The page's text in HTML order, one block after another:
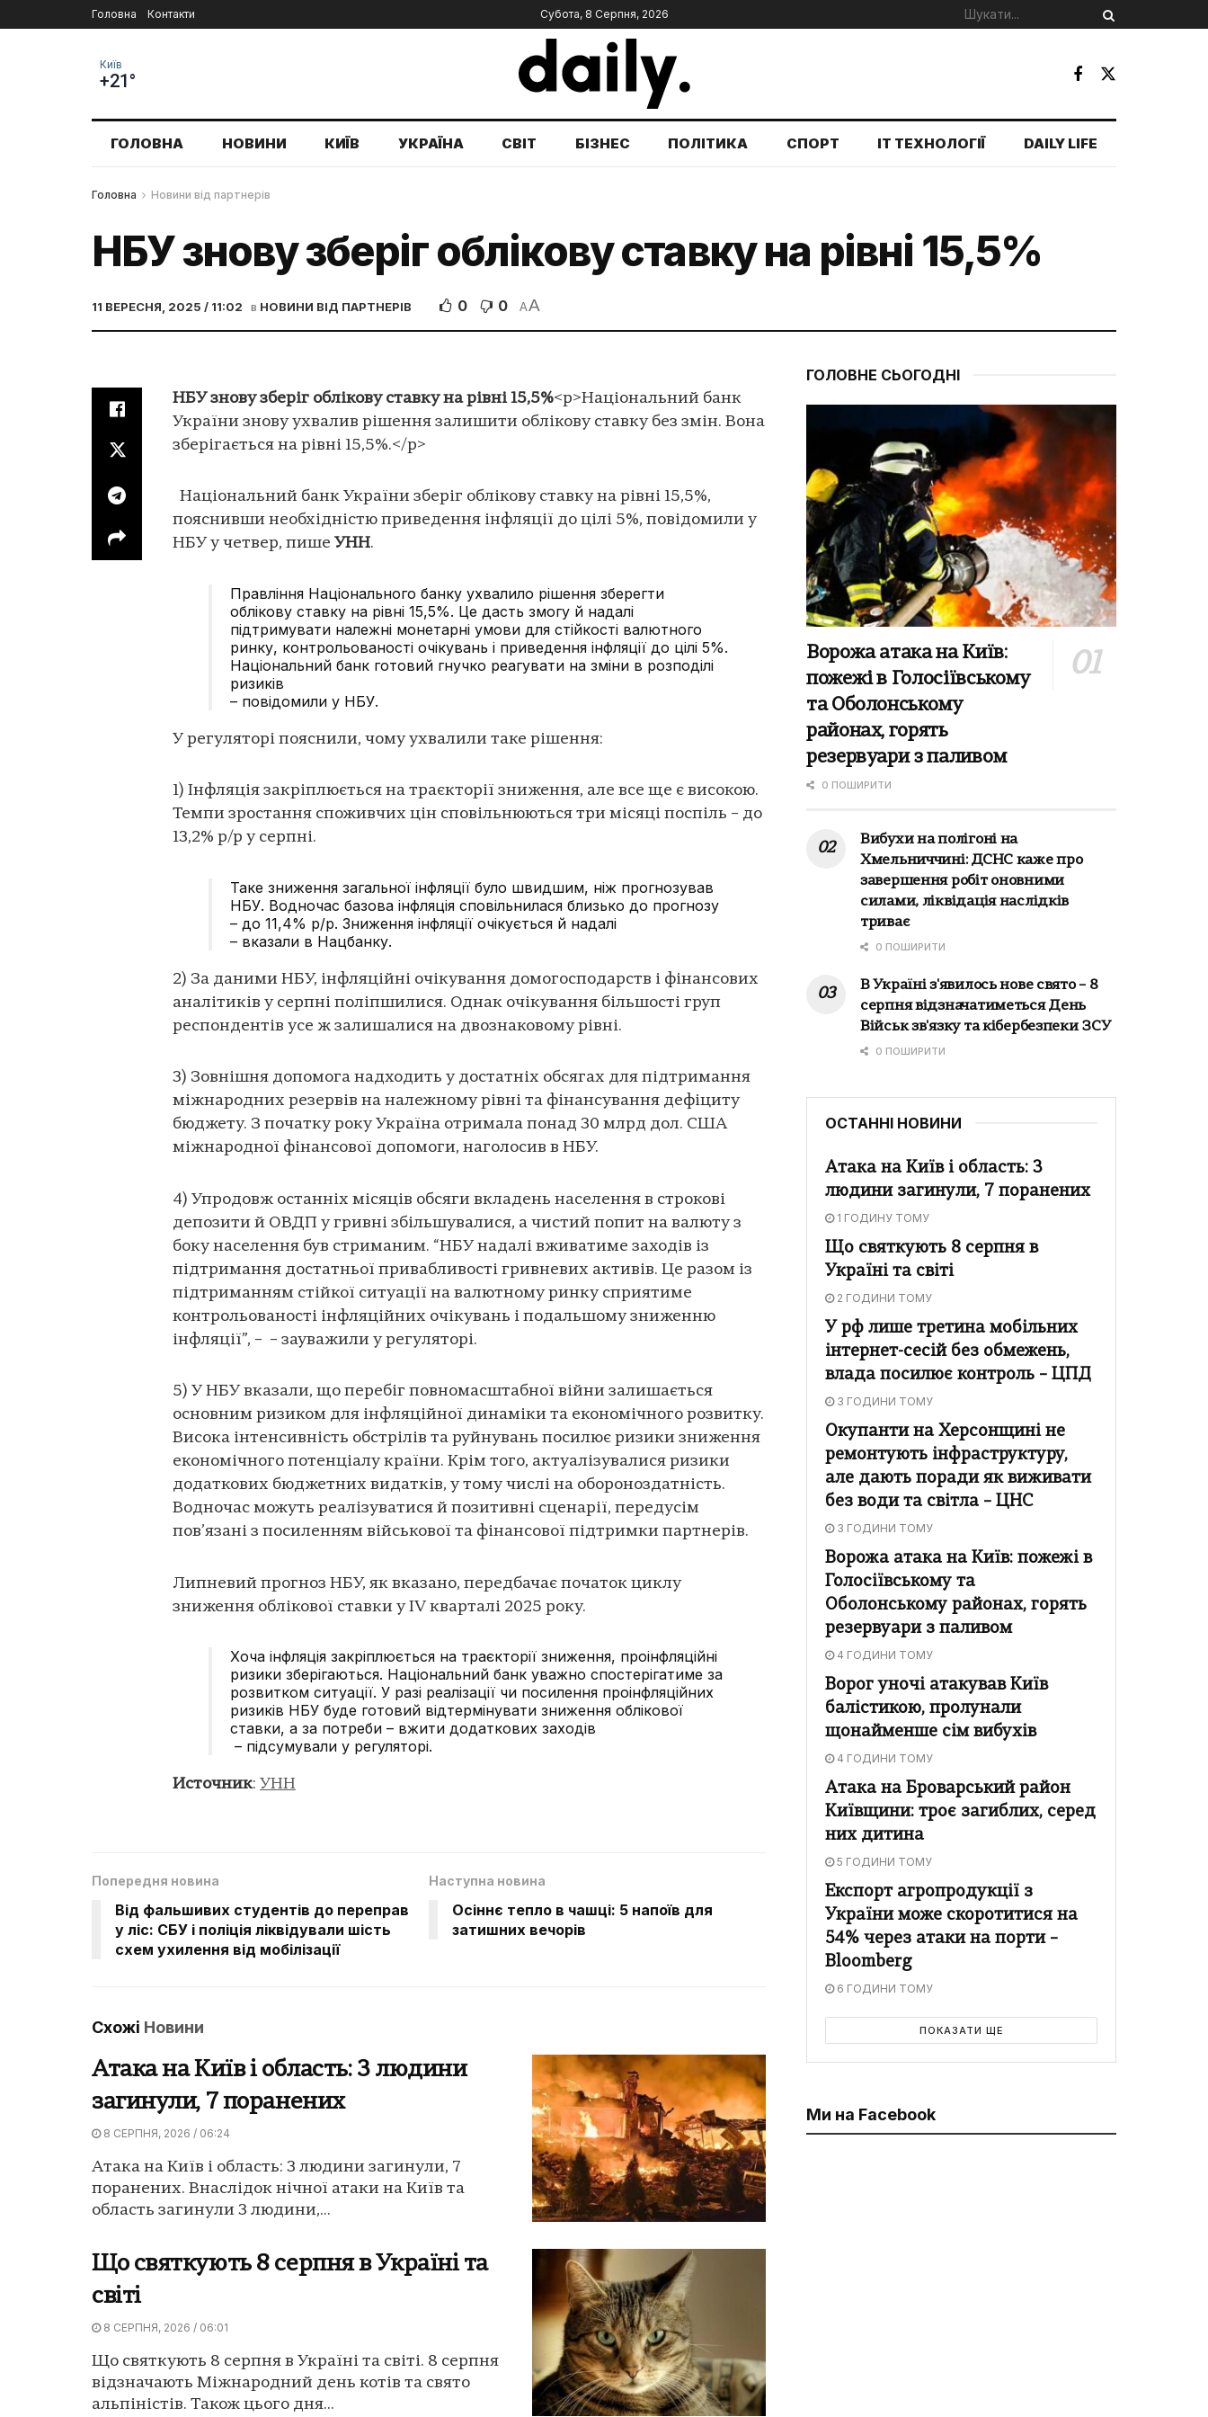
Головна Контакти Субота, 8 Серпня, 2026
Київ
+21°
ГОЛОВНА НОВИНИ КИЇВ УКРАЇНА СВІТ БІЗНЕС ПОЛІТИКА СПОРТ IT ТЕХНОЛОГІЇ DAILY LIFE
Головна Новини від партнерів
НБУ знову зберіг облікову ставку на рівні 15,5%
11 ВЕРЕСНЯ, 2025 / 11:02 в НОВИНИ ВІД ПАРТНЕРІВ 0 0 AA
НБУ знову зберіг облікову ставку на рівні 15,5%<p>Національний банк
України знову ухвалив рішення залишити облікову ставку без змін. Вона
зберігається на рівні 15,5%.</p>
Національний банк України зберіг облікову ставку на рівні 15,5%,
пояснивши необхідністю приведення інфляції до цілі 5%, повідомили у
НБУ у четвер, пише УНН.
Правління Національного банку ухвалило рішення зберегти
облікову ставку на рівні 15,5%. Це дасть змогу й надалі
підтримувати належні монетарні умови для стійкості валютного
ринку, контрольованості очікувань і приведення інфляції до цілі 5%.
Національний банк готовий гнучко реагувати на зміни в розподілі
ризиків
– повідомили у НБУ.
У регуляторі пояснили, чому ухвалили таке рішення:
1) Інфляція закріплюється на траєкторії зниження, але все ще є високою.
Темпи зростання споживчих цін сповільнюються три місяці поспіль – до
13,2% р/р у серпні.
Таке зниження загальної інфляції було швидшим, ніж прогнозував
НБУ. Водночас базова інфляція сповільнилася близько до прогнозу
– до 11,4% р/р. Зниження інфляції очікується й надалі
– вказали в Нацбанку.
2) За даними НБУ, інфляційні очікування домогосподарств і фінансових
аналітиків у серпні поліпшилися. Однак очікування більшості груп
респондентів усе ж залишалися на двознаковому рівні.
3) Зовнішня допомога надходить у достатніх обсягах для підтримання
міжнародних резервів на належному рівні та фінансування дефіциту
бюджету. З початку року Україна отримала понад 30 млрд дол. США
міжнародної фінансової допомоги, наголосив в НБУ.
4) Упродовж останніх місяців обсяги вкладень населення в строкові
депозити й ОВДП у гривні збільшувалися, а чистий попит на валюту з
боку населення був стриманим. “НБУ надалі вживатиме заходів із
підтримання достатньої привабливості гривневих активів. Це разом із
підтриманням стійкої ситуації на валютному ринку сприятиме
контрольованості інфляційних очікувань і подальшому зниженню
інфляції”, – – зауважили у регуляторі.
5) У НБУ вказали, що перебіг повномасштабної війни залишається
основним ризиком для інфляційної динаміки та економічного розвитку.
Висока інтенсивність обстрілів та руйнувань посилює ризики зниження
економічного потенціалу країни. Крім того, актуалізувалися ризики
додаткових бюджетних видатків, у тому числі на обороноздатність.
Водночас можуть реалізуватися й позитивні сценарії, передусім
пов’язані з посиленням військової та фінансової підтримки партнерів.
Липневий прогноз НБУ, як вказано, передбачає початок циклу
зниження облікової ставки у IV кварталі 2025 року.
Хоча інфляція закріплюється на траєкторії зниження, проінфляційні
ризики зберігаються. Національний банк уважно спостерігатиме за
розвитком ситуації. У разі реалізації чи посилення проінфляційних
ризиків НБУ буде готовий відтермінувати зниження облікової
ставки, а за потреби – вжити додаткових заходів
– підсумували у регуляторі.
Источник: УНН
Попередня новина
Від фальшивих студентів до переправ
у ліс: СБУ і поліція ліквідували шість
схем ухилення від мобілізації
Наступна новина
Осіннє тепло в чашці: 5 напоїв для
затишних вечорів
Схожі Новини
Атака на Київ і область: 3 людини
загинули, 7 поранених
8 СЕРПНЯ, 2026 / 06:24
Атака на Київ і область: 3 людини загинули, 7
поранених. Внаслідок нічної атаки на Київ та
область загинули 3 людини,...
Що святкують 8 серпня в Україні та
світі
8 СЕРПНЯ, 2026 / 06:01
Що святкують 8 серпня в Україні та світі. 8 серпня
відзначають Міжнародний день котів та свято
альпіністів. Також цього дня...
ГОЛОВНЕ СЬОГОДНІ
Ворожа атака на Київ:
пожежі в Голосіївському
та Оболонському
районах, горять
резервуари з паливом
0 ПОШИРИТИ
Вибухи на полігоні на
Хмельниччині: ДСНС каже про
завершення робіт оновними
силами, ліквідація наслідків
триває
0 ПОШИРИТИ
В Україні з'явилось нове свято – 8
серпня відзначатиметься День
Військ зв'язку та кібербезпеки ЗСУ
0 ПОШИРИТИ
ОСТАННІ НОВИНИ
Атака на Київ і область: 3
людини загинули, 7 поранених
1 ГОДИНУ ТОМУ
Що святкують 8 серпня в
Україні та світі
2 ГОДИНИ ТОМУ
У рф лише третина мобільних
інтернет-сесій без обмежень,
влада посилює контроль – ЦПД
3 ГОДИНИ ТОМУ
Окупанти на Херсонщині не
ремонтують інфраструктуру,
але дають поради як виживати
без води та світла – ЦНС
3 ГОДИНИ ТОМУ
Ворожа атака на Київ: пожежі в
Голосіївському та
Оболонському районах, горять
резервуари з паливом
4 ГОДИНИ ТОМУ
Ворог уночі атакував Київ
балістикою, пролунали
щонайменше сім вибухів
4 ГОДИНИ ТОМУ
Атака на Броварський район
Київщини: троє загиблих, серед
них дитина
5 ГОДИНИ ТОМУ
Експорт агропродукції з
України може скоротитися на
54% через атаки на порти –
Bloomberg
6 ГОДИНИ ТОМУ
ПОКАЗАТИ ЩЕ
Ми на Facebook